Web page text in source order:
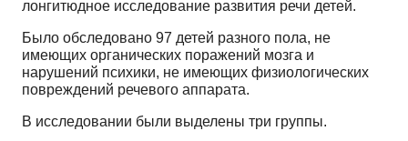
лонгитюдное исследование развития речи детей.
Было обследовано 97 детей разного пола, не
имеющих органических поражений мозга и
нарушений психики, не имеющих физиологических
повреждений речевого аппарата.
В исследовании были выделены три группы.